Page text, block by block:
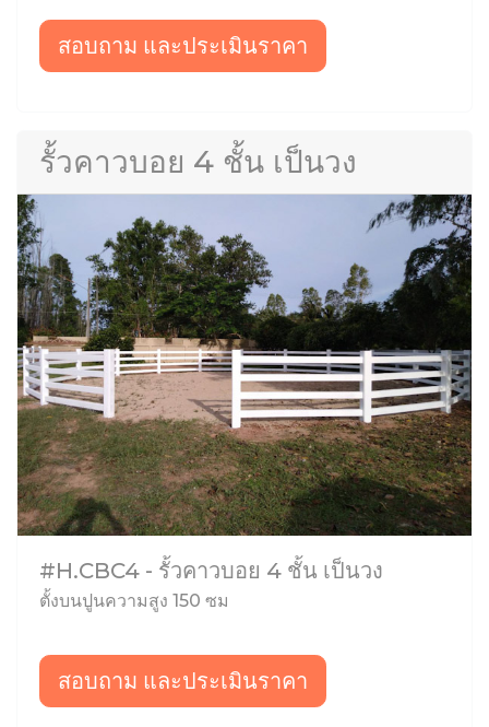
สอบถาม และประเมินราคา
รั้วคาวบอย 4 ชั้น เป็นวง
#H.CBC4 - รั้วคาวบอย 4 ชั้น เป็นวง
ตั้งบนปูนความสูง 150 ซม
สอบถาม และประเมินราคา